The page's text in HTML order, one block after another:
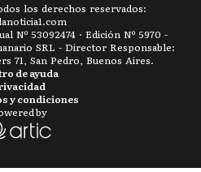
los derechos reservados:
Nº 53092474 · Edición Nº 5970 -
SRL - Director Responsable:
71, San Pedro, Buenos Aires.
y condiciones
de ayuda
by